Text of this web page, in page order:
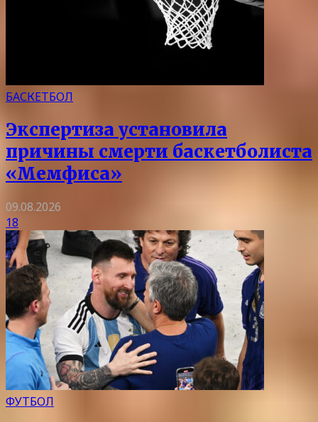
БАСКЕТБОЛ
Экспертиза установила
причины смерти баскетболиста
«Мемфиса»
09.08.2026
18
ФУТБОЛ